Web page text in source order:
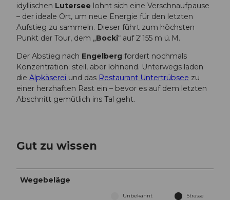
idyllischen Lutersee lohnt sich eine Verschnaufpause
– der ideale Ort, um neue Energie für den letzten
Aufstieg zu sammeln. Dieser führt zum höchsten
Punkt der Tour, dem „Bocki“ auf 2'155 m ü. M.
Der Abstieg nach Engelberg fordert nochmals
Konzentration: steil, aber lohnend. Unterwegs laden
die Alpkäserei und das Restaurant Untertrübsee zu
einer herzhaften Rast ein – bevor es auf dem letzten
Abschnitt gemütlich ins Tal geht.
Gut zu wissen
Wegebeläge
Unbekannt
Strasse